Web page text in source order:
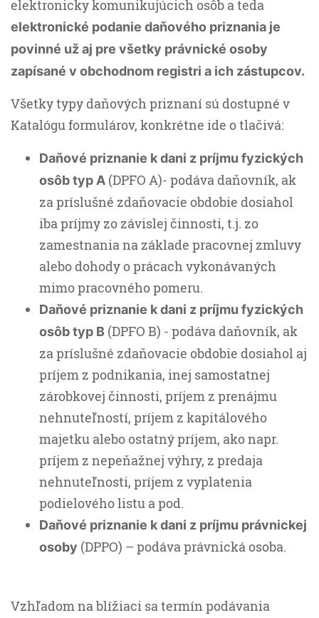
elektronicky komunikujúcich osôb a teda
elektronické podanie daňového priznania je
povinné už aj pre všetky právnické osoby
zapísané v obchodnom registri a ich zástupcov.
Všetky typy daňových priznaní sú dostupné v
Katalógu formulárov, konkrétne ide o tlačivá:
Daňové priznanie k dani z príjmu fyzických
osôb typ A (DPFO A)- podáva daňovník, ak
za príslušné zdaňovacie obdobie dosiahol
iba príjmy zo závislej činnosti, t.j. zo
zamestnania na základe pracovnej zmluvy
alebo dohody o prácach vykonávaných
mimo pracovného pomeru.
Daňové priznanie k dani z príjmu fyzických
osôb typ B (DPFO B) - podáva daňovník, ak
za príslušné zdaňovacie obdobie dosiahol aj
príjem z podnikania, inej samostatnej
zárobkovej činnosti, príjem z prenájmu
nehnuteľností, príjem z kapitálového
majetku alebo ostatný príjem, ako napr.
príjem z nepeňažnej výhry, z predaja
nehnuteľnosti, príjem z vyplatenia
podielového listu a pod.
Daňové priznanie k dani z príjmu právnickej
osoby (DPPO) – podáva právnická osoba.
Vzhľadom na blížiaci sa termín podávania